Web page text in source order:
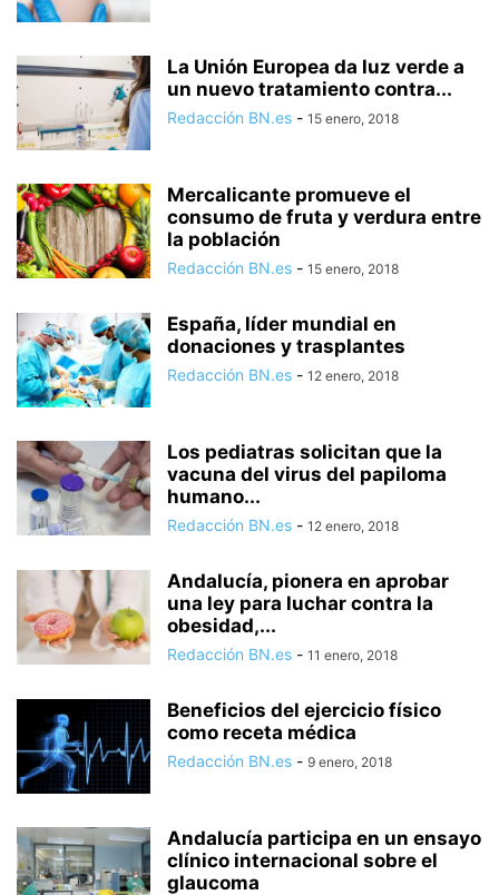
La Unión Europea da luz verde a
un nuevo tratamiento contra...
Redacción BN.es - 15 enero, 2018
Mercalicante promueve el
consumo de fruta y verdura entre
la población
Redacción BN.es - 15 enero, 2018
España, líder mundial en
donaciones y trasplantes
Redacción BN.es - 12 enero, 2018
Los pediatras solicitan que la
vacuna del virus del papiloma
humano...
Redacción BN.es - 12 enero, 2018
Andalucía, pionera en aprobar
una ley para luchar contra la
obesidad,...
Redacción BN.es - 11 enero, 2018
Beneficios del ejercicio físico
como receta médica
Redacción BN.es - 9 enero, 2018
Andalucía participa en un ensayo
clínico internacional sobre el
glaucoma